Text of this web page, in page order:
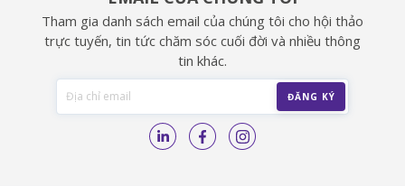
Tham gia danh sách email của chúng tôi cho hội thảo
trực tuyến, tin tức chăm sóc cuối đời và nhiều thông
tin khác.